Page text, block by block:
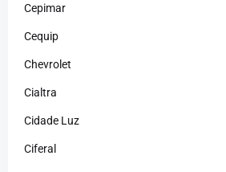
Cepimar
Cequip
Chevrolet
Cialtra
Cidade Luz
Ciferal